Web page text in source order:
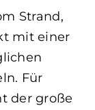
Strand,
mit einer
Für
der große